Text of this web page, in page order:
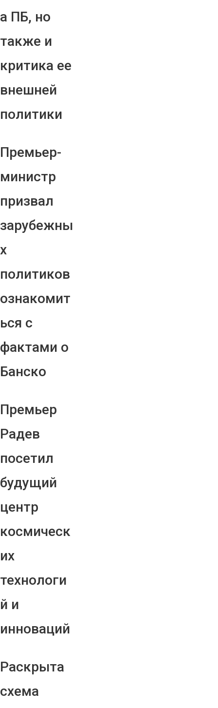
а ПБ, но
также и
критика ее
внешней
политики
Премьер-
министр
призвал
зарубежны
х
политиков
ознакомит
ься с
фактами о
Банско
Премьер
Радев
посетил
будущий
центр
космическ
их
технологи
й и
инноваций
Раскрыта
схема